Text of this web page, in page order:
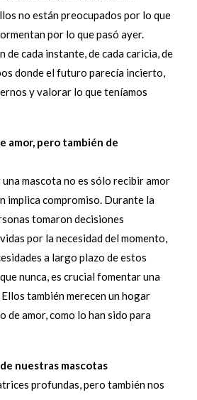
no están preocupados por lo que
por lo que pasó ayer.
de cada instante, de cada caricia, de
donde el futuro parecía incierto,
y valorar lo que teníamos
amor, pero también de
mascota no es sólo recibir amor
implica compromiso. Durante la
tomaron decisiones
por la necesidad del momento,
a largo plazo de estos
nunca, es crucial fomentar una
también merecen un hogar
de amor, como lo han sido para
nuestras mascotas
profundas, pero también nos